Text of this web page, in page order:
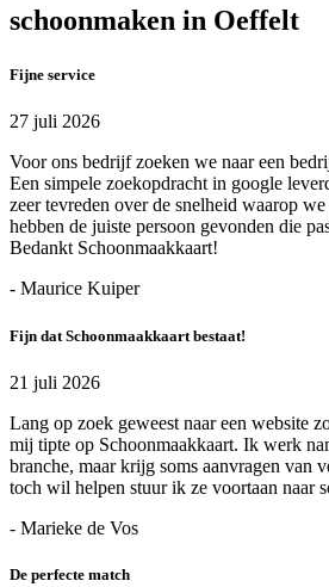
schoonmaken in Oeffelt
Fijne service
27 juli 2026
Voor ons bedrijf zoeken we naar een
Een simpele zoekopdracht in google
zeer tevreden over de snelheid waarop
hebben de juiste persoon gevonden die
Bedankt Schoonmaakkaart!
- Maurice Kuiper
Fijn dat Schoonmaakkaart bestaat!
21 juli 2026
Lang op zoek geweest naar een website
mij tipte op Schoonmaakkaart. Ik werk
branche, maar krijg soms aanvragen van
toch wil helpen stuur ik ze voortaan naar
- Marieke de Vos
De perfecte match